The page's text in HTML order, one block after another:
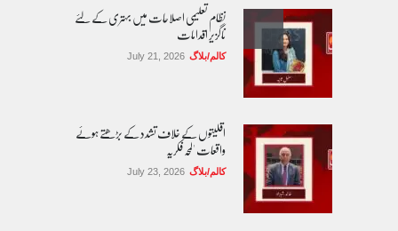
نظام تعلیمی اصلاحات میں بہتری کے لئے
ناگزیر اقدامات
کالم/بلاگ July 21, 2026
اقلیتوں کے خلاف تشدد کے بڑھتے ہوئے
واقعات 'لمحہ فکریہ
کالم/بلاگ July 23, 2026